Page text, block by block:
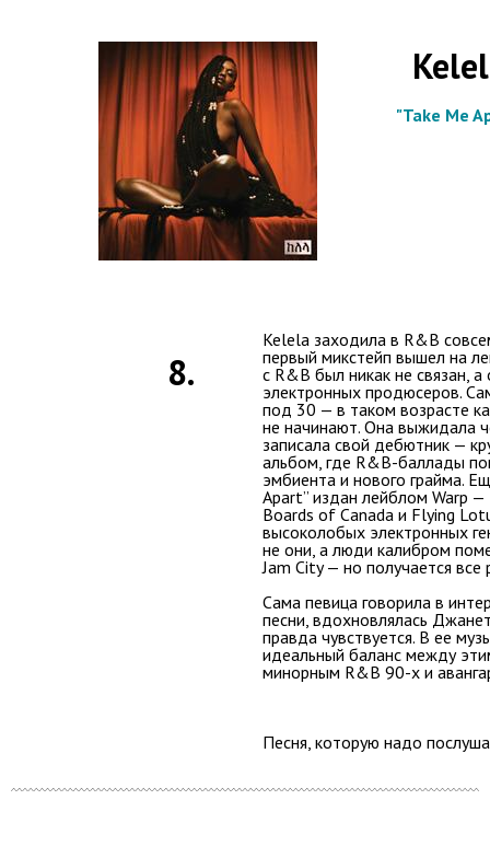
"Take Me
8.
Kelela заходила в R&B
первый микстейп вышел на
с R&B был никак не связан,
электронных продюсеров.
под 30 — в таком возрасте
не начинают. Она выжидала
записала свой дебютник —
альбом, где R&B-баллады
эмбиента и нового грайма.
Apart” издан лейблом Warp
Boards of Canada и Flying
высоколобых электронных
не они, а люди калибром
Jam City — но получается все
Сама певица говорила в
песни, вдохновлялась
правда чувствуется. В ее
идеальный баланс между
минорным R&B 90-х и
Песня, которую надо